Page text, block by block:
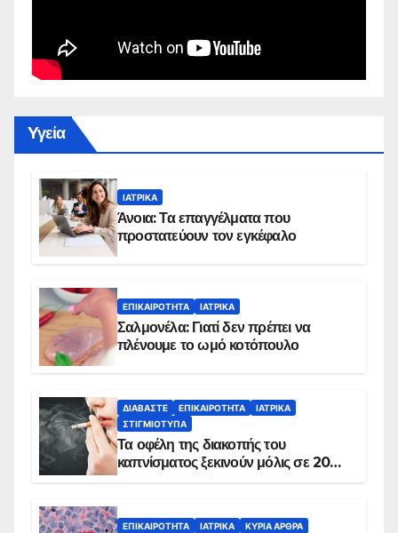
Yγεία
ΙΑΤΡΙΚΆ
Άνοια: Τα επαγγέλματα που
προστατεύουν τον εγκέφαλο
ΕΠΙΚΑΙΡΌΤΗΤΑ ΙΑΤΡΙΚΆ
Σαλμονέλα: Γιατί δεν πρέπει να
πλένουμε το ωμό κοτόπουλο
ΔΙΑΒΆΣΤΕ ΕΠΙΚΑΙΡΌΤΗΤΑ
ΙΑΤΡΙΚΆ
ΣΤΙΓΜΙΌΤΥΠΑ
Τα οφέλη της διακοπής του
καπνίσματος ξεκινούν μόλις σε 20
ΕΠΙΚΑΙΡΌΤΗΤΑ ΙΑΤΡΙΚΆ ΚΥΡΙΑ ΑΡΘΡΑ